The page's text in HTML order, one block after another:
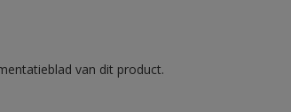
van dit product.